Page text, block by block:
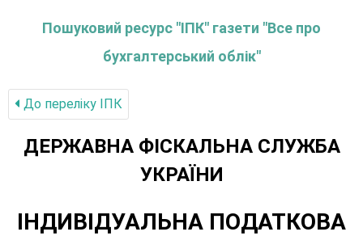
Пошуковий ресурс "ІПК" газети "Все про
бухгалтерський облік"
До переліку IПК
ДЕРЖАВНА ФІСКАЛЬНА СЛУЖБА
УКРАЇНИ
ІНДИВІДУАЛЬНА ПОДАТКОВА